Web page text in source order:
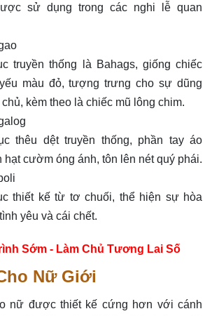
sử dụng trong các nghi lễ quan
truyền thống là Bahags, giống chiếc
màu đỏ, tượng trưng cho sự dũng
kèm theo là chiếc mũ lông chim.
thêu dệt truyền thống, phần tay áo
cườm óng ánh, tôn lên nét quý phái.
thiết kế từ tơ chuối, thể hiện sự hòa
yêu và cái chết.
Sớm - Làm Chủ Tương Lai Số
Nữ Giới
nữ được thiết kế cứng hơn với cánh